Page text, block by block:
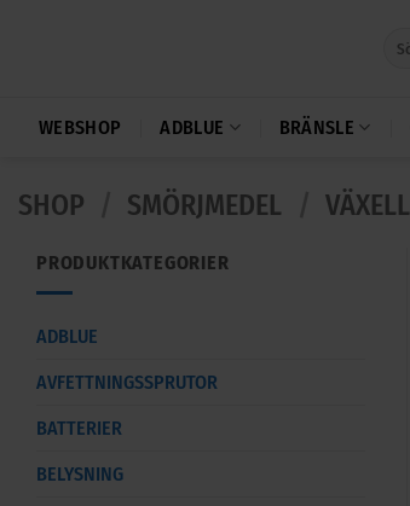
WEBSHOP ADBLUE BRÄNSLE
SHOP SMÖRJMEDEL
PRODUKTKATEGORIER
ADBLUE
AVFETTNINGSSPRUTOR
BATTERIER
BELYSNING